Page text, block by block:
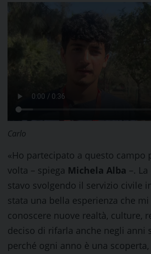
Carlo
«Ho partecipato a questo campo
volta – spiega Michela Alba –.
stavo svolgendo il servizio civile
stata una bella esperienza che
conoscere nuove realtà, culture,
deciso di rifarla anche negli anni
perché ogni anno è una